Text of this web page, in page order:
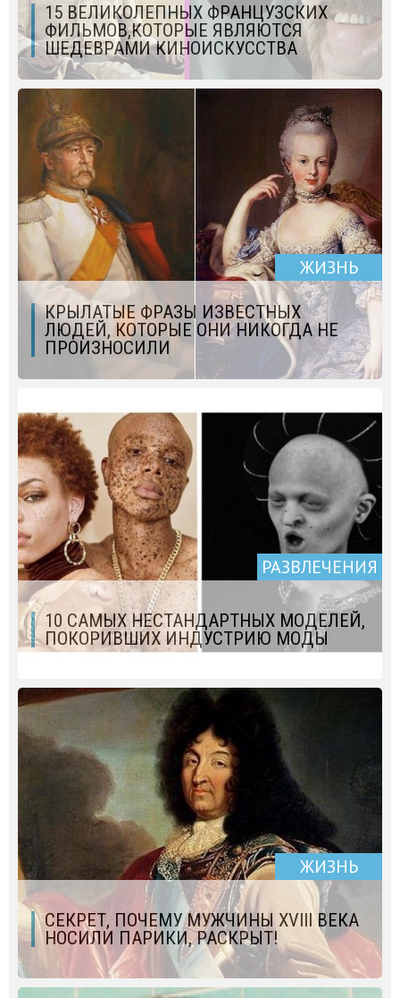
15 ВЕЛИКОЛЕПНЫХ ФРАНЦУЗСКИХ
ФИЛЬМОВ,КОТОРЫЕ ЯВЛЯЮТСЯ
ШЕДЕВРАМИ КИНОИСКУССТВА
ЖИЗНЬ
КРЫЛАТЫЕ ФРАЗЫ ИЗВЕСТНЫХ
ЛЮДЕЙ, КОТОРЫЕ ОНИ НИКОГДА НЕ
ПРОИЗНОСИЛИ
РАЗВЛЕЧЕНИЯ
10 САМЫХ НЕСТАНДАРТНЫХ МОДЕЛЕЙ,
ПОКОРИВШИХ ИНДУСТРИЮ МОДЫ
ЖИЗНЬ
СЕКРЕТ, ПОЧЕМУ МУЖЧИНЫ XVIII ВЕКА
НОСИЛИ ПАРИКИ, РАСКРЫТ!